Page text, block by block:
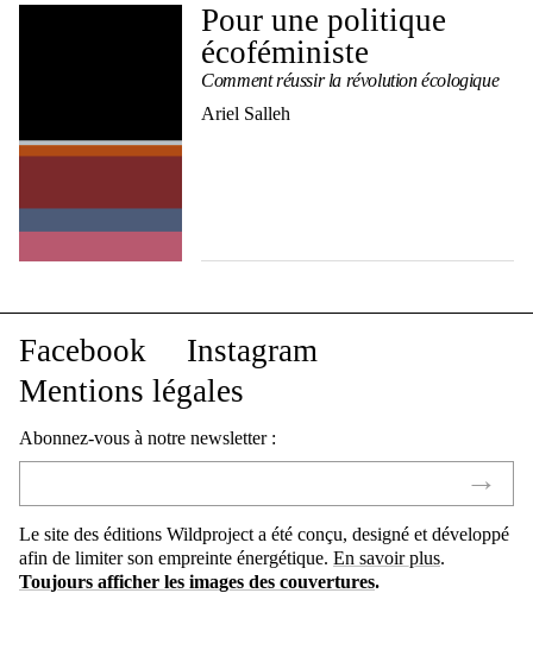
Pour une politique
écoféministe
Comment réussir la révolution écologique
Ariel Salleh
Facebook
Instagram
Mentions légales
Abonnez-vous à notre newsletter :
Le site des éditions Wildproject a été conçu, designé et développé
afin de limiter son empreinte énergétique. En savoir plus.
Toujours afficher les images des couvertures.